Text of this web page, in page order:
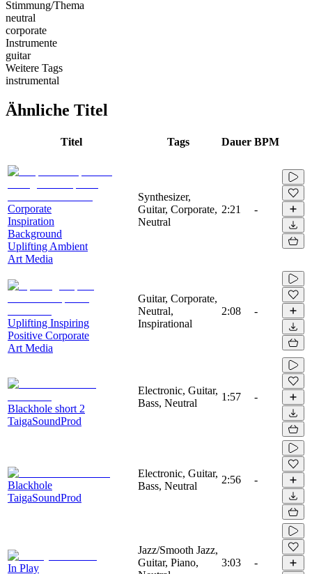
Stimmung/Thema
neutral
corporate
Instrumente
guitar
Weitere Tags
instrumental
Ähnliche Titel
Titel Tags Dauer BPM
Corporate
Inspiration
Background
Uplifting Ambient
Art Media
Synthesizer,
Guitar, Corporate,
Neutral
2:21 -
Uplifting Inspiring
Positive Corporate
Art Media
Guitar, Corporate,
Neutral,
Inspirational
2:08 -
Blackhole short 2
TaigaSoundProd
Electronic, Guitar,
Bass, Neutral
1:57 -
Blackhole
TaigaSoundProd
Electronic, Guitar,
Bass, Neutral
2:56 -
In Play
Jazz/Smooth Jazz,
Guitar, Piano,
3:03 -